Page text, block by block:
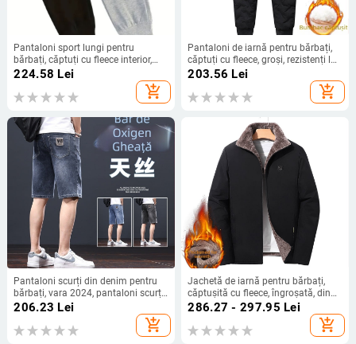
Pantaloni sport lungi pentru
bărbați, căptuți cu fleece interior,
talie medie, croială strânsă, picior
224.58 Lei
add_shopping_cart
Pantaloni de iarnă pentru bărbați,
căptuți cu fleece, groși, rezistenți la
vânt, casual sport (Umplutură:
principală: poliester; Țesătură:
joasă; Stil: mișcare)
203.56 Lei
add_shopping_cart
Pantaloni scurți din denim pentru
bărbați, vara 2024, pantaloni scurți
subțiri, drepți, vrac, la modă, casual,
elastici, cu cinci puncte, lungime
medie
206.23 Lei
add_shopping_cart
Jachetă de iarnă pentru bărbați,
căptușită cu fleece, îngroșată, din
fleece de miel, extrem de rece și
caldă, pentru tați de vârstă mijlocie
și vârstnici, de dimensiuni mari din
286.27 - 297.95 Lei
add_shopping_cart